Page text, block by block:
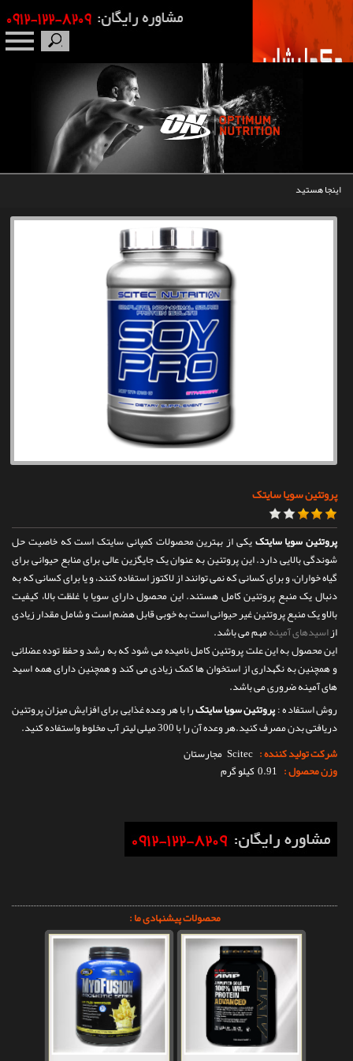
اینجا هستید
پروتئین سویا سایتک
پروتئین سویا سایتکیکی از بهترین محصولات کمپانی سایتک است که خاصیت حل
شوندگی بالایی دارد. این پروتئین به عنوان یک جایگزین عالی برای منابع حیوانی برای
گیاه خواران، و برای کسانی که نمی توانند از لاکتوز استفاده کنند، و یا برای کسانی که به
دنبال یک منبع پروتئین کامل هستند. این محصول دارای سویا با غلظت بالا، کیفیت
بالاو یک منبع پروتئین غیر حیوانی است به خوبی قابل هضم است و شامل مقدار زیادی
ازاسیدهای آمینهمهم می باشد.
این محصول به این علت پروتئین کامل نامیده می شود که به رشد و حفظ توده عضلانی
و همچنین به نگهداری از استخوان ها کمک زیادی می کند و همچنین دارای همه اسید
های آمینه ضروری می باشد.
روش استفاد ه :پروتئین سویا سایتکرا با هر وعده غذایی برای افزایش میزان پروتئین
دریافتی بدن مصرف کنید.هر وعده آن را با 300 میلی لیتر آب مخلوط واستفاده کنید.
شرکت تولید کننده : Scitec مجارستان
وزن محصول : 0.91 کیلو گرم
محصولات پیشنهادی ما :